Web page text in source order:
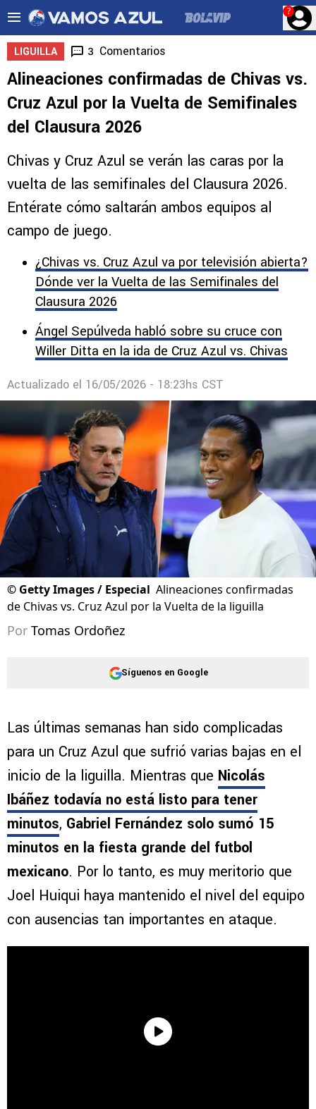
?
LIGUILLA 3 Comentarios
Alineaciones confirmadas de Chivas vs.
Cruz Azul por la Vuelta de Semifinales
del Clausura 2026
Chivas y Cruz Azul se verán las caras por la
vuelta de las semifinales del Clausura 2026.
Entérate cómo saltarán ambos equipos al
campo de juego.
¿Chivas vs. Cruz Azul va por televisión abierta?
Dónde ver la Vuelta de las Semifinales del
Clausura 2026
Ángel Sepúlveda habló sobre su cruce con
Willer Ditta en la ida de Cruz Azul vs. Chivas
Actualizado el 16/05/2026 - 18:23hs CST
© Getty Images / Especial Alineaciones confirmadas
de Chivas vs. Cruz Azul por la Vuelta de la liguilla
Por Tomas Ordoñez
Síguenos en Google
Las últimas semanas han sido complicadas
para un Cruz Azul que sufrió varias bajas en el
inicio de la liguilla. Mientras que Nicolás
Ibáñez todavía no está listo para tener
minutos, Gabriel Fernández solo sumó 15
minutos en la fiesta grande del futbol
mexicano. Por lo tanto, es muy meritorio que
Joel Huiqui haya mantenido el nivel del equipo
con ausencias tan importantes en ataque.